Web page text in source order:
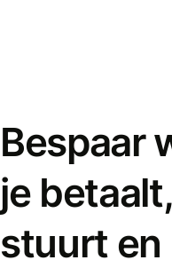
Bespaar
je
stuurt en